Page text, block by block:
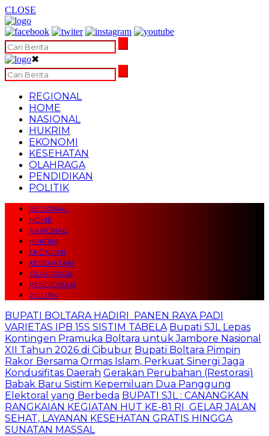
CLOSE
✖
REGIONAL
HOME
NASIONAL
HUKRIM
EKONOMI
KESEHATAN
OLAHRAGA
PENDIDIKAN
POLITIK
REGIONAL
HOME
NASIONAL
HUKRIM
EKONOMI
KESEHATAN
OLAHRAGA
PENDIDIKAN
POLITIK
BUPATI BOLTARA HADIRI PANEN RAYA PADI
VARIETAS IPB 15S SISTIM TABELA Bupati SJL Lepas
Kontingen Pramuka Boltara untuk Jambore Nasional
XII Tahun 2026 di Cibubur Bupati Boltara Pimpin
Rakor Bersama Ormas Islam, Perkuat Sinergi Jaga
Kondusifitas Daerah Gerakan Perubahan (Restorasi)
Babak Baru Sistim Kepemiluan Dua Panggung
Elektoral yang Berbeda BUPATI SJL : CANANGKAN
RANGKAIAN KEGIATAN HUT KE-81 RI GELAR JALAN
SEHAT, LAYANAN KESEHATAN GRATIS HINGGA
SUNATAN MASSAL